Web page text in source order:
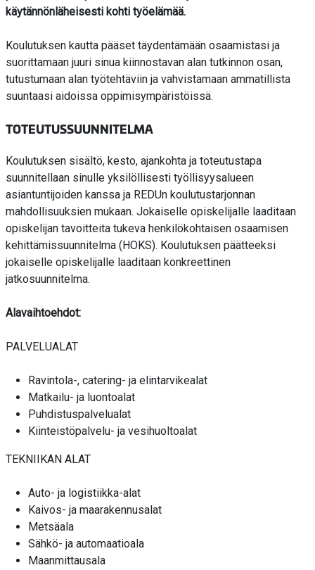
käytännönläheisesti kohti työelämää.
Koulutuksen kautta pääset täydentämään osaamistasi ja
suorittamaan juuri sinua kiinnostavan alan tutkinnon osan,
tutustumaan alan työtehtäviin ja vahvistamaan ammatillista
suuntaasi aidoissa oppimisympäristöissä.
TOTEUTUSSUUNNITELMA
Koulutuksen sisältö, kesto, ajankohta ja toteutustapa
suunnitellaan sinulle yksilöllisesti työllisyysalueen
asiantuntijoiden kanssa ja REDUn koulutustarjonnan
mahdollisuuksien mukaan. Jokaiselle opiskelijalle laaditaan
opiskelijan tavoitteita tukeva henkilökohtaisen osaamisen
kehittämissuunnitelma (HOKS). Koulutuksen päätteeksi
jokaiselle opiskelijalle laaditaan konkreettinen
jatkosuunnitelma.
Alavaihtoehdot:
PALVELUALAT
Ravintola-, catering- ja elintarvikealat
Matkailu- ja luontoalat
Puhdistuspalvelualat
Kiinteistöpalvelu- ja vesihuoltoalat
TEKNIIKAN ALAT
Auto- ja logistiikka-alat
Kaivos- ja maarakennusalat
Metsäala
Sähkö- ja automaatioala
Maanmittausala